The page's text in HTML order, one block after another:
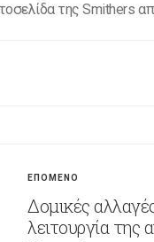
της Smithers
ΕΠΟΜΕΝΟ
Δομικές
λειτουργία της